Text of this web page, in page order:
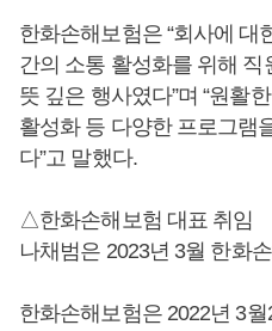
한화손해보험은 “회사에 대
간의 소통 활성화를 위해
뜻 깊은 행사였다”며 “원활
활성화 등 다양한 프로그램
다”고 말했다.
△한화손해보험 대표 취임
나채범은 2023년 3월 한화
한화손해보험은 2022년 3